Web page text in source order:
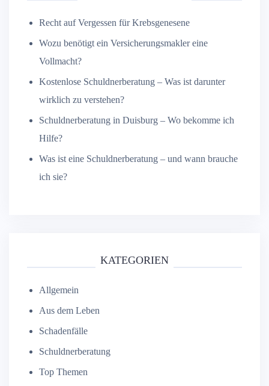
Recht auf Vergessen für Krebsgenesene
Wozu benötigt ein Versicherungsmakler eine
Vollmacht?
Kostenlose Schuldnerberatung – Was ist darunter
wirklich zu verstehen?
Schuldnerberatung in Duisburg – Wo bekomme ich
Hilfe?
Was ist eine Schuldnerberatung – und wann brauche
ich sie?
KATEGORIEN
Allgemein
Aus dem Leben
Schadenfälle
Schuldnerberatung
Top Themen